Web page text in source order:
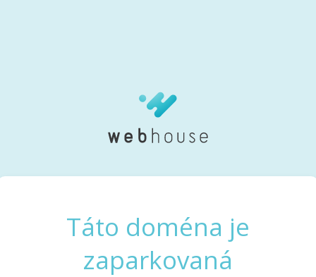
Táto doména je
zaparkovaná